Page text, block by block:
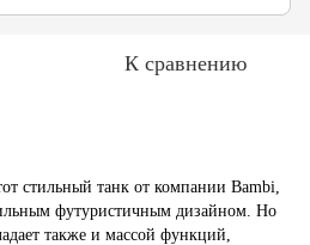
К сравнению
стильный танк от компании Bambi,
футуристичным дизайном. Но
также и массой функций,